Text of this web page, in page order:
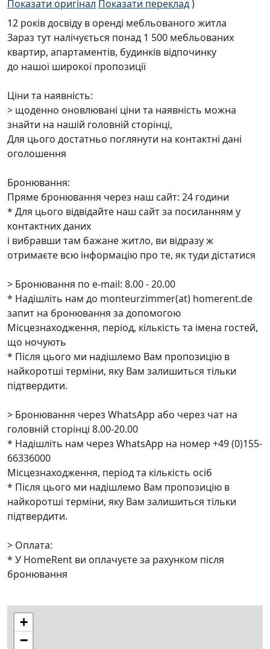
Показати оригінал Показати переклад)
12 років досвіду в оренді мебльованого житла
Зараз тут налічується понад 1 500 мебльованих
квартир, апартаментів, будинків відпочинку
до нашої широкої пропозиції
Ціни та наявність:
> щоденно оновлювані ціни та наявність можна
знайти на нашій головній сторінці,
Для цього достатньо поглянути на контактні дані
оголошення
Бронювання:
Пряме бронювання через наш сайт: 24 години
* Для цього відвідайте наш сайт за посиланням у
контактних даних
і вибравши там бажане житло, ви відразу ж
отримаєте всю інформацію про те, як туди дістатися
> Бронювання по e-mail: 8.00 - 20.00
* Надішліть нам до monteurzimmer(at) homerent.de
запит на бронювання за допомогою
Місцезнаходження, період, кількість та імена гостей,
що ночують
* Після цього ми надішлемо Вам пропозицію в
найкоротші терміни, яку Вам залишиться тільки
підтвердити.
> Бронювання через WhatsApp або через чат на
головній сторінці 8.00-20.00
* Надішліть нам через WhatsApp на номер +49 (0)155-
66336000
Місцезнаходження, період та кількість осіб
* Після цього ми надішлемо Вам пропозицію в
найкоротші терміни, яку Вам залишиться тільки
підтвердити.
> Оплата:
* У HomeRent ви оплачуєте за рахунком після
бронювання
+
−